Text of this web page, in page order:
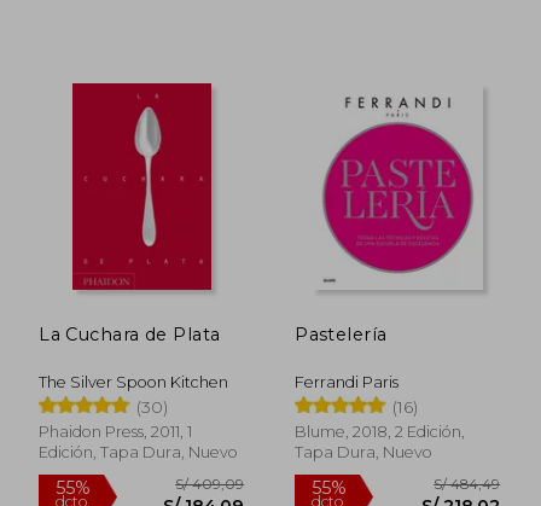
20%
dcto.
55%
dcto. S/
La Cuchara de Plata
The Silver Spoon Kitchen
(30)
Phaidon Press, 2011, 1
Edición, Tapa Dura, Nuevo
Pastelería
Ferrandi Paris
(16)
Blume, 2018, 2 Edición,
Tapa Dura, Nuevo